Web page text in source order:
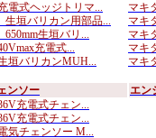
電式ヘッジトリマ...
垣バリカン用部品...
生垣バリ...
充電式...
垣バリカンMUH...
マキ
マキ
マキ
マキ
マキ
ンソー
充電式チェン...
充電式チェン...
気チェンソー M...
エン